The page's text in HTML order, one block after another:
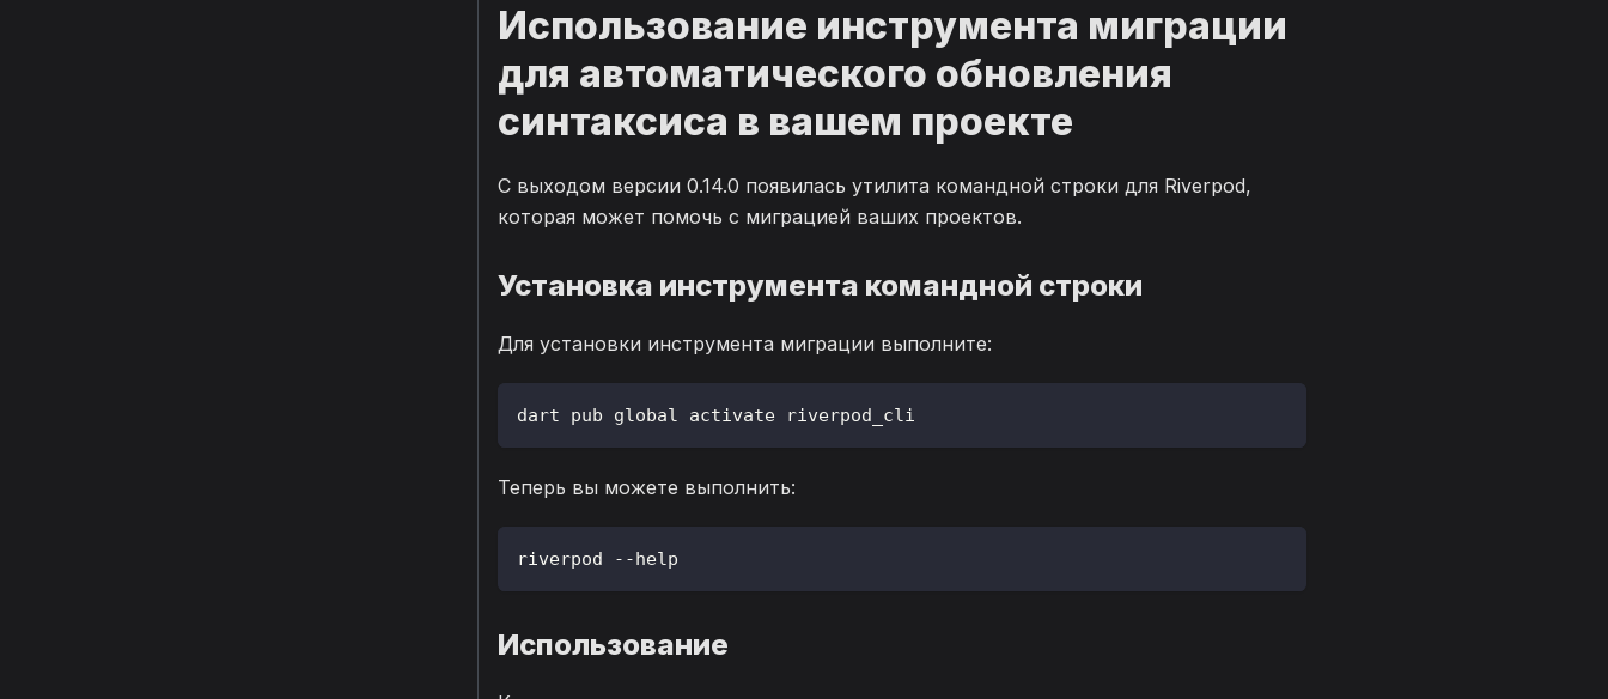
Использование инструмента миграции
для автоматического обновления
синтаксиса в вашем проекте
С выходом версии 0.14.0 появилась утилита командной строки для Riverpod,
которая может помочь с миграцией ваших проектов.
Установка инструмента командной строки
Для установки инструмента миграции выполните:
dart pub global activate riverpod_cli
Теперь вы можете выполнить:
riverpod --help
Использование